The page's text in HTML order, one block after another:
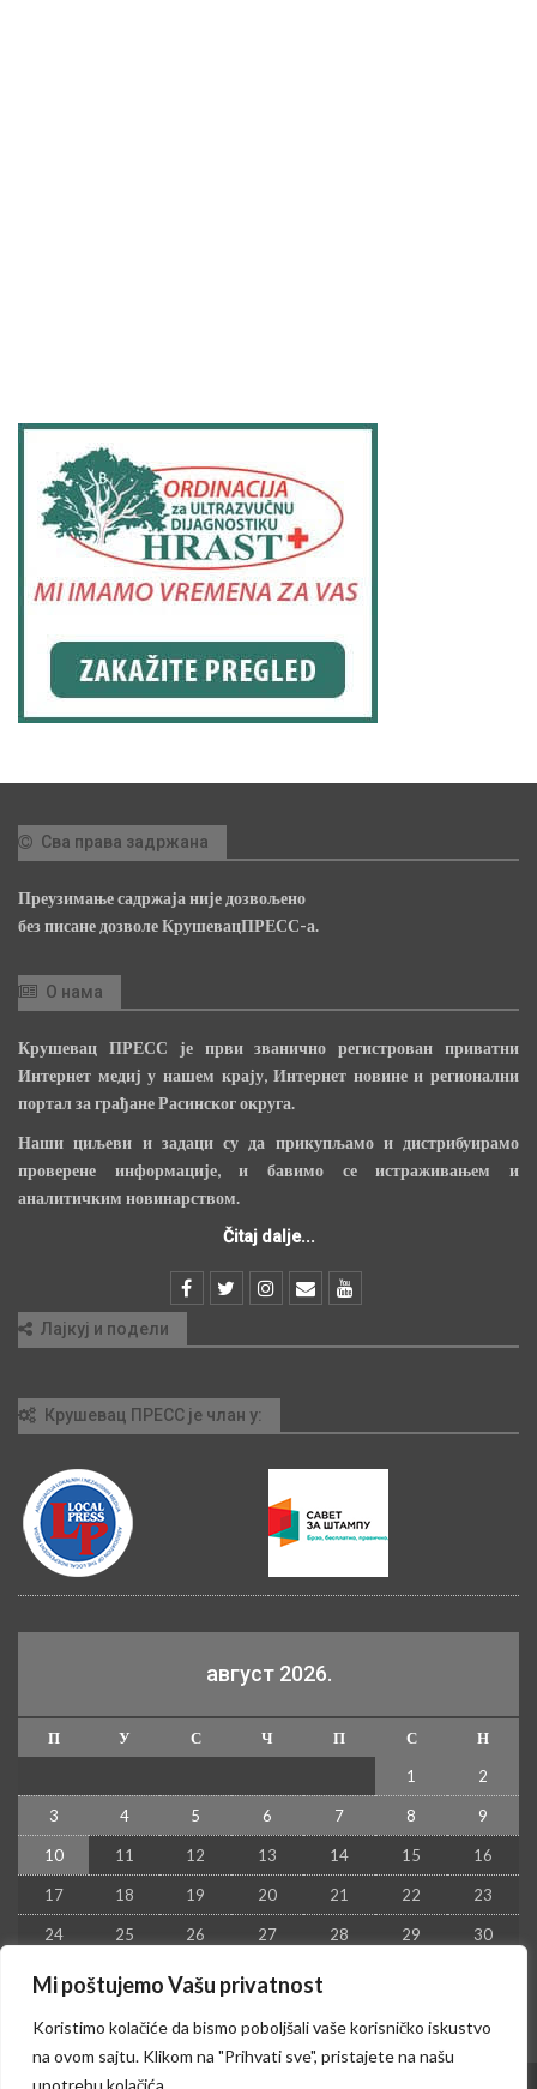
Mi poštujemo Vašu privatnost
Koristimo kolačiće da bismo poboljšali vaše korisničko iskustvo
na ovom sajtu. Klikom na "Prihvati sve", pristajete na našu
upotrebu kolačića.
Сва права задржана
Преузимање садржаја није дозвољено
без писане дозволе КрушевацПРЕСС-а.
О нама
Крушевац ПРЕСС је први званично регистрован приватни
Интернет медиј у нашем крају, Интернет новине и регионални
портал за грађане Расинског округа.
Наши циљеви и задаци су да прикупљамо и дистрибуирамо
проверене информације, и бавимо се истраживањем и
аналитичким новинарством.
Čitaj dalje...
Лајкуј и подели
Крушевац ПРЕСС је члан у:
август 2026.
П У С Ч П С
Н
1
2
3 4 5 6 7 8 9
10 11 12 13 14 15 16
17 18 19 20 21 22 23
24 25 26 27 28 29 30
31